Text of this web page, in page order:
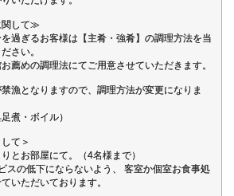
関して≫
過ぎるお客様は【主肴・強肴】の調理方法を当
さい。
薦めの調理法にてご用意させていただきます。
漁となりますので、調理方法が変更になりま
煮・ボイル）
て＞
とお部屋にて。（4名様まで）
スの低下にならないよう、 客室か個室お食事処
いただいております。